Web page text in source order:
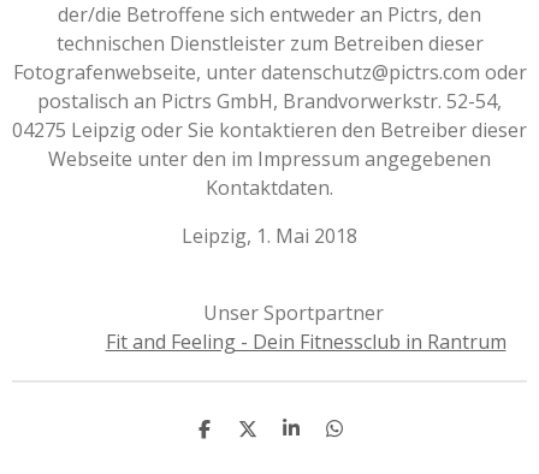
der/die Betroffene sich entweder an Pictrs, den
technischen Dienstleister zum Betreiben dieser
Fotografenwebseite, unter datenschutz@pictrs.com oder
postalisch an Pictrs GmbH, Brandvorwerkstr. 52-54,
04275 Leipzig oder Sie kontaktieren den Betreiber dieser
Webseite unter den im Impressum angegebenen
Kontaktdaten.
Leipzig, 1. Mai 2018
Unser Sportpartner
Fit and Feeling - Dein Fitnessclub in Rantrum
T
T
T
T